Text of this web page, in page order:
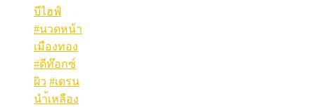
บีไฮฟ์
#นวดหน้า
เมืองทอง
#ดีท๊อกซ์
ผิว #เดรน
นำ้เหลือง